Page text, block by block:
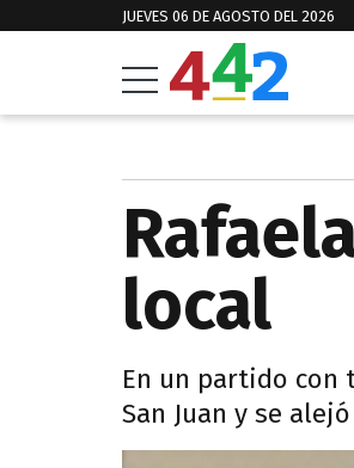
JUEVES 06 DE AGOSTO DEL 2026
local
En un partido con
San Juan y se